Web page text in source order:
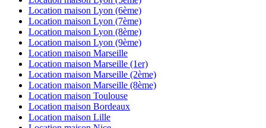
Location maison Lyon (6ème)
Location maison Lyon (7ème)
Location maison Lyon (8ème)
Location maison Lyon (9ème)
Location maison Marseille
Location maison Marseille (1er)
Location maison Marseille (2ème)
Location maison Marseille (8ème)
Location maison Toulouse
Location maison Bordeaux
Location maison Lille